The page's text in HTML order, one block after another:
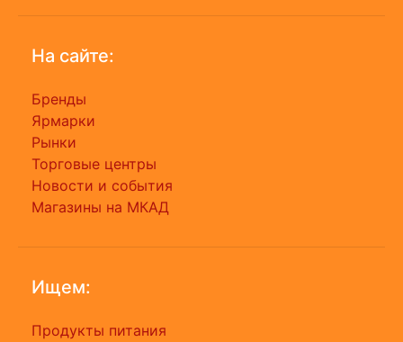
На сайте:
Бренды
Ярмарки
Рынки
Торговые центры
Новости и события
Магазины на МКАД
Ищем:
Продукты питания